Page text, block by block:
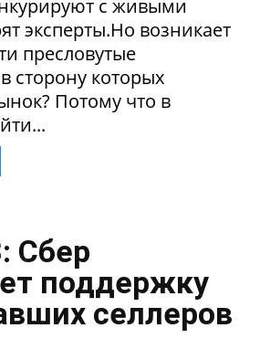
с живыми
эксперты.Но возникает
пресловутые
сторону которых
Потому что в
Сбер
поддержку
селлеров